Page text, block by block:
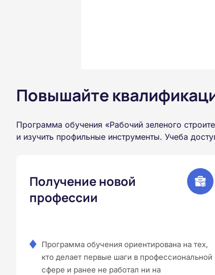
Повышайте
Программа обучения «Рабочий зеленого
и изучить профильные инструменты. Учеба
Получение новой
профессии
Программа обучения ориентирована на тех,
кто делает первые шаги в профессиональной
сфере и ранее не работал ни на